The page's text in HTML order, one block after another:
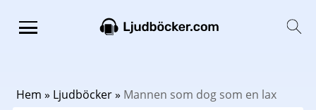
Hem » Ljudböcker» Mannen som dog som en lax